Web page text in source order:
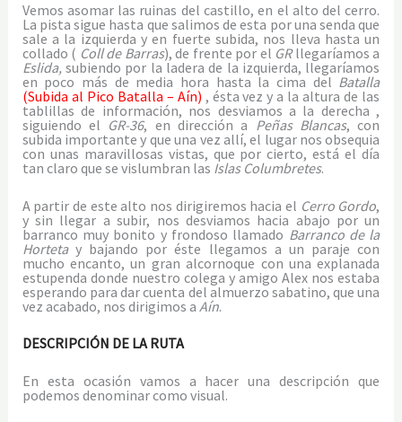
Vemos asomar las ruinas del castillo, en el alto del cerro.
La pista sigue hasta que salimos de esta por una senda que
sale a la izquierda y en fuerte subida, nos lleva hasta un
collado ( Coll de Barras), de frente por el GRllegaríamos a
Eslida,subiendo por la ladera de la izquierda, llegaríamos
en poco más de media hora hasta la cima del Batalla
(Subida al Pico Batalla – Aín) , ésta vez y a la altura de las
tablillas de información, nos desviamos a la derecha ,
siguiendo el GR-36, en dirección a Peñas Blancas, con
subida importante y que una vez allí, el lugar nos obsequia
con unas maravillosas vistas, que por cierto, está el día
tan claro que se vislumbran las Islas Columbretes.
A partir de este alto nos dirigiremos hacia el Cerro Gordo,
y sin llegar a subir, nos desviamos hacia abajo por un
barranco muy bonito y frondoso llamado Barranco de la
Hortetay bajando por éste llegamos a un paraje con
mucho encanto, un gran alcornoque con una explanada
estupenda donde nuestro colega y amigo Alex nos estaba
esperando para dar cuenta del almuerzo sabatino, que una
vez acabado, nos dirigimos a Aín.
DESCRIPCIÓN DE LA RUTA
En esta ocasión vamos a hacer una descripción que
podemos denominar como visual.